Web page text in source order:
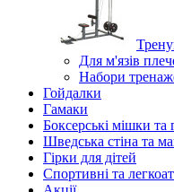
Для м'язів
Набори
Гойдалки
Гамаки
Боксерські мішки та
Шведська стіна та
Гірки для дітей
Спортивні та